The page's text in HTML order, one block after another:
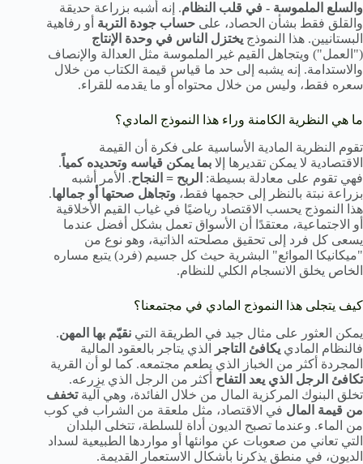
والسلع الملموسة - في قلب النظام. إنه أشبه بزراعة حديقة
والقلق فقط بشأن الحصاد، على حساب جودة التربة أو رفاهية
البستانيين. هذا النموذج يختزل الناس في وحدة الإنتاج
("العمل") ويتجاهل القيم غير الملموسة مثل العدالة والإنصاف
والاستدامة. إنه يشبه إلى حد ما قياس قيمة الكتاب من خلال
سعره فقط، وليس من خلال محتواه أو ما يقدمه للقراء.
ما هي النظرية الكامنة وراء هذا النموذج المادي؟
تقوم النظرية المادية الأساسية على فكرة أن القيمة
الاقتصادية لا يمكن تقديرها إلا بما يمكن قياسه وتحديده كمياً.
فهي تقوم على معادلة بسيطة: الربح = النجاح. الأمر أشبه
بزراعة نبتة بالنظر إلى حجمها فقط، وتجاهل صحتها أو جمالها.
هذا النموذج يحسب الاقتصاد رياضيًا في غياب القيم الأخلاقية
أو الاجتماعية، معتقدًا أن الأسواق تعمل بشكل أفضل عندما
يسعى كل فرد إلى تحقيق مصلحته الذاتية، وهو نوع من
"ميكانيكا الموائع" البشرية حيث كل جسيم (فرد) يتبع مساره
الخاص يخلق الانسجام الكلي للنظام.
كيف يتجلى هذا النموذج المادي في مجتمعنا؟
يمكن العثور على مثال جيد في الطريقة التي نقيّم بها المهن.
فالنظام المادي يكافئ التاجر
الذي يتاجر بالعقود المالية
المجردة أكثر من الخباز الذي يطعم مجتمعه. كما لو أن القرية
تكافئ الرجل الذي يعد التفاح أكثر من الرجل الذي يزرعه.
تخلق البنوك المركزية المال من خلال الفائدة، وهي آليةتخفف
من قيمة المال في الاقتصاد، مثل ملعقة من الشراب في كوب
من الماء. وعندما تصبح الديون أداة للسلطة، تتخلى البلدان
التي تعاني من صعوبات عن موانئها أو مواردها الطبيعية لسداد
الديون، في منطق يذكرنا بأشكال الاستعمار القديمة.